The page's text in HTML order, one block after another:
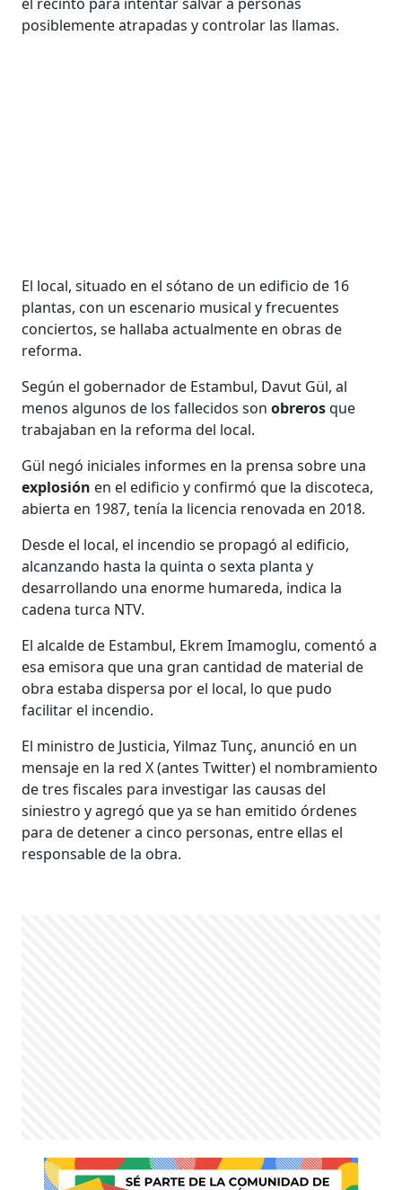
posiblemente atrapadas y controlar las llamas.
El local, situado en el sótano de un edificio de 16
plantas, con un escenario musical y frecuentes
conciertos, se hallaba actualmente en obras de
reforma.
Según el gobernador de Estambul, Davut Gül, al
menos algunos de los fallecidos sonobrerosque
trabajaban en la reforma del local.
Gül negó iniciales informes en la prensa sobre una
explosión en el edificio y confirmó que la discoteca,
abierta en 1987, tenía la licencia renovada en 2018.
Desde el local, el incendio se propagó al edificio,
alcanzando hasta la quinta o sexta planta y
desarrollando una enorme humareda, indica la
cadena turca NTV.
El alcalde de Estambul, Ekrem Imamoglu, comentó a
esa emisora que una gran cantidad de material de
obra estaba dispersa por el local, lo que pudo
facilitar el incendio.
El ministro de Justicia, Yilmaz Tunç, anunció en un
mensaje en la red X (antes Twitter) el nombramiento
de tres fiscales para investigar las causas del
siniestro y agregó que ya se han emitido órdenes
para de detener a cinco personas, entre ellas el
responsable de la obra.